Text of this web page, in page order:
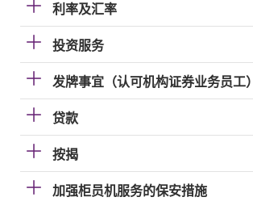
利率及汇率
投资服务
发牌事宜（认可机构证券业务员工）
贷款
按揭
加强柜员机服务的保安措施